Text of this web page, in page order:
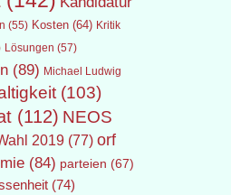
(55) Kosten(64) Kritik
Lösungen (57)
(89) Michael Ludwig
(103)
(112) NEOS
2019(77) orf
(84) parteien (67)
(74)